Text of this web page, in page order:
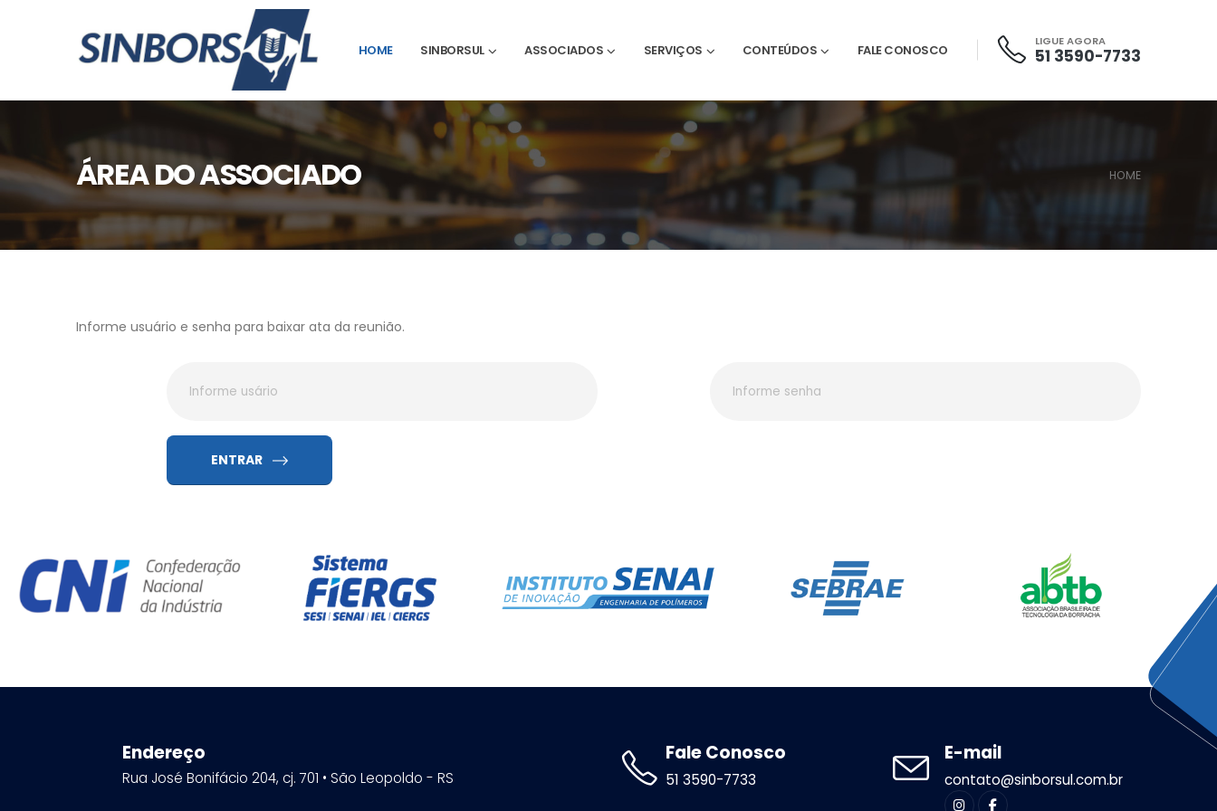
HOME SINBORSUL ASSOCIADOS SERVIÇOS CONTEÚDOS FALE CONOSCO
LIGUE AGORA
51 3590-7733
ÁREA DO ASSOCIADO HOME
Informe usuário e senha para baixar ata da reunião.
ENTRAR
Endereço
Rua José Bonifácio 204, cj. 701 • São Leopoldo - RS
Fale Conosco
51 3590-7733
E-mail
contato@sinborsul.com.br